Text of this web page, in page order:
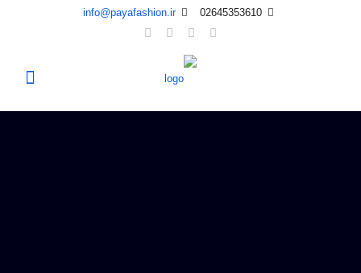
02645353610
info@payafashion.ir